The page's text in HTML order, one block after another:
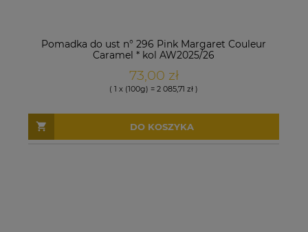
Pomadka do ust n° 296 Pink Margaret Couleur
Caramel * kol AW2025/26
73,00 zł
( 1 x (100g) = 2 085,71 zł )
DO KOSZYKA